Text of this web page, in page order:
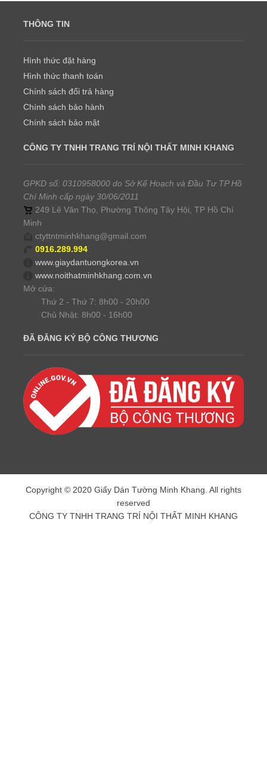
THÔNG TIN
Hình thức đặt hàng
Hình thức thanh toán
Chính sách đổi trả hàng
Chính sách bảo hành
Chính sách bảo mật
CÔNG TY TNHH TRANG TRÍ NỘI THẤT MINH KHANG
GPKD số: 0310958000 do Sở Kế Hoạch và Đầu Tư TP Hồ
Chí Minh cấp ngày 30/06/2011
249 Lê Văn Thọ, Phường Thông Tây Hội, TP Hồ Chí
Minh
ctyttntminhkhang@gmail.com
0916.289.994
www.giaydantuongkorea.vn
www.noithatminhkhang.com.vn
Mở cửa:
Thứ 2 - Thứ 7: 8h00 - 20h00
Chủ Nhật: 8h00 - 16h00
ĐÃ ĐĂNG KÝ BỘ CÔNG THƯƠNG
Copyright © 2020 Giấy Dán Tường Minh Khang. All rights
reserved
CÔNG TY TNHH TRANG TRÍ NỘI THẤT MINH KHANG